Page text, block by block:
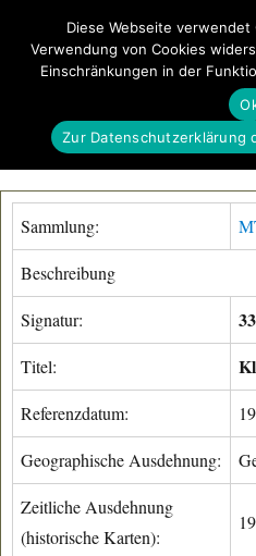
GeoGREIF
Sammlung:
Beschreibung
Signatur:
Titel:
Referenzdatum:
Geographische Ausdehnung:
Zeitliche Ausdehnung
(historische Karten):
Diese Webseite
Verwendung von Cookies
Einschränkungen in der
Zur Datenschutzerklärung